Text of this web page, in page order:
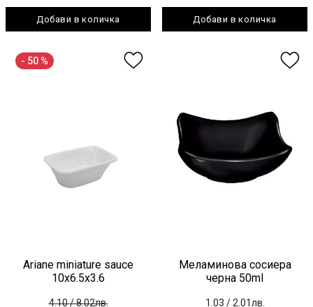
Добави в количка Добави в количка
- 50 %
Ariane miniature sauce
10x6.5x3.6
4.10/ 8.02лв.
Меламинова сосиера
черна 50ml
1.03 / 2.01лв.